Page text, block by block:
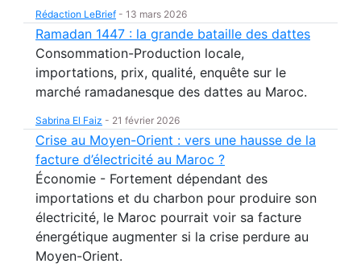
Rédaction LeBrief - 13 mars 2026
Ramadan 1447 : la grande bataille des dattes
Consommation-Production locale,
importations, prix, qualité, enquête sur le
marché ramadanesque des dattes au Maroc.
Sabrina El Faiz - 21 février 2026
Crise au Moyen-Orient : vers une hausse de la
facture d’électricité au Maroc ?
Économie - Fortement dépendant des
importations et du charbon pour produire son
électricité, le Maroc pourrait voir sa facture
énergétique augmenter si la crise perdure au
Moyen-Orient.